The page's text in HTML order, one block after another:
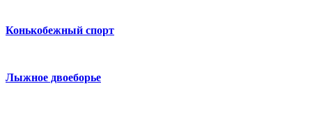
Конькобежный спорт
Лыжное двоеборье